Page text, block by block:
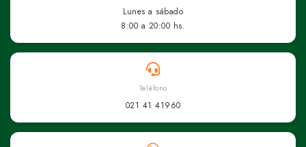
Lunes a sábado
8:00 a 20:00 hs.
Teléfono
021 41 41960